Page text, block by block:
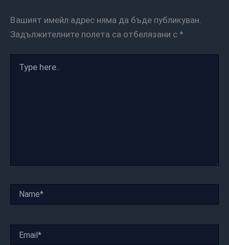
Вашият имейл адрес няма да бъде публикуван.
Задължителните полета са отбелязани с *
here..